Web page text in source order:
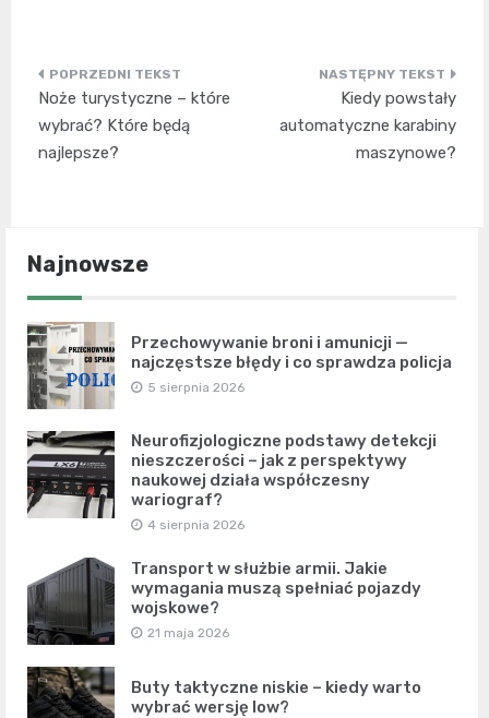
Nawigacja
wpisu
Noże turystyczne – które
wybrać? Które będą
najlepsze?
Kiedy powstały
automatyczne karabiny
maszynowe?
Najnowsze
Przechowywanie broni i amunicji —
najczęstsze błędy i co sprawdza policja
5 sierpnia 2026
Neurofizjologiczne podstawy detekcji
nieszczerości – jak z perspektywy
naukowej działa współczesny
wariograf?
4 sierpnia 2026
Transport w służbie armii. Jakie
wymagania muszą spełniać pojazdy
wojskowe?
21 maja 2026
Buty taktyczne niskie – kiedy warto
wybrać wersję low?